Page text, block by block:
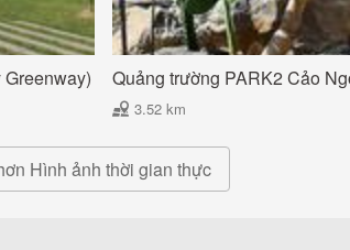
Quảng trường PARK2 Cảo
3.52 km
Hình ảnh thời gian thực